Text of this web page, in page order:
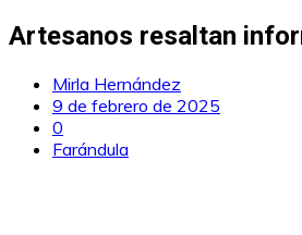
Artesanos resaltan
Mirla Hernández
9 de febrero de 2025
0
Farándula